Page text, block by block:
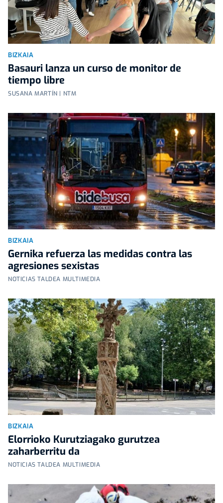
BIZKAIA
Basauri lanza un curso de monitor de
tiempo libre
SUSANA MARTÍN | NTM
BIZKAIA
Gernika refuerza las medidas contra las
agresiones sexistas
NOTICIAS TALDEA MULTIMEDIA
BIZKAIA
Elorrioko Kurutziagako gurutzea
zaharberritu da
NOTICIAS TALDEA MULTIMEDIA